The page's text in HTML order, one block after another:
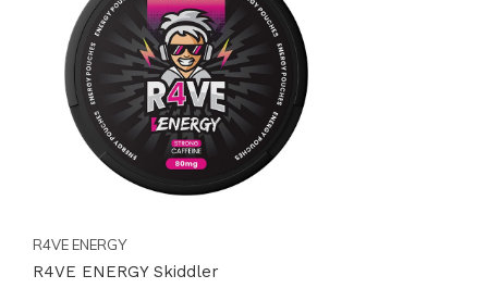
R4VE ENERGY
R4VE ENERGY Skiddler